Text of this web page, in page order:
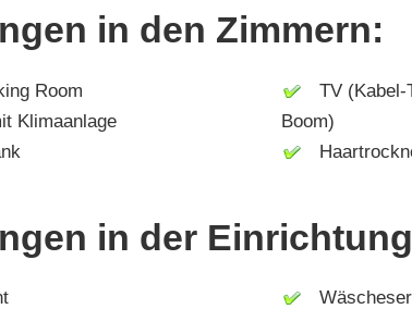
in den Zimmern:
Room
Klimaanlage
TV (Kabel-
Boom)
in der